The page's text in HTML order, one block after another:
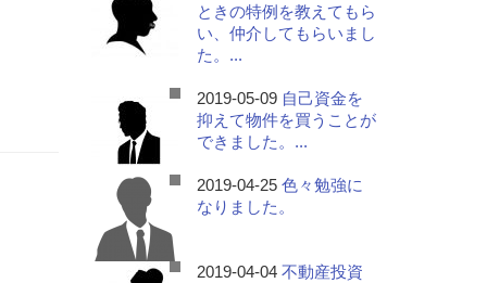
ときの特例を教えてもら
い、仲介してもらいまし
た。...
2019-05-09 自己資金を
抑えて物件を買うことが
できました。...
2019-04-25 色々勉強に
なりました。
2019-04-04 不動産投資